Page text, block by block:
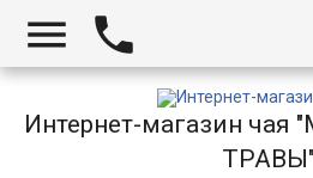
 
Интернет-магазин
ТРАВЫ"